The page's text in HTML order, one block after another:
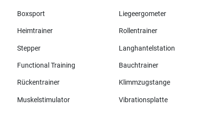
Boxsport Liegeergometer
Heimtrainer Rollentrainer
Stepper Langhantelstation
Functional Training Bauchtrainer
Rückentrainer Klimmzugstange
Muskelstimulator Vibrationsplatte